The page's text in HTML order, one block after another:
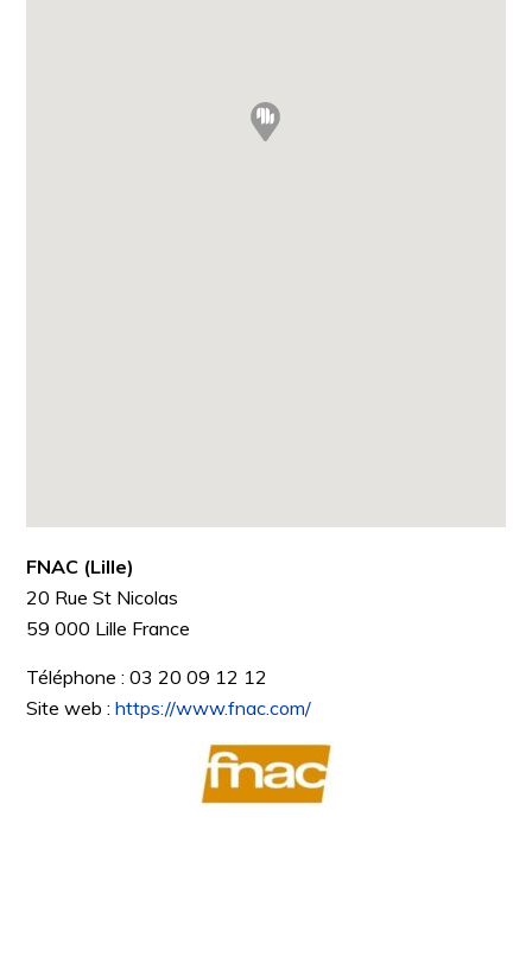
FNAC (Lille)
20 Rue St Nicolas
59 000 Lille France
Téléphone :03 20 09 12 12
Site web :https://www.fnac.com/